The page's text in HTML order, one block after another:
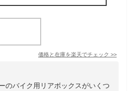
価格と在庫を楽天でチェック >>
のバイク用リアボックスがいくつ